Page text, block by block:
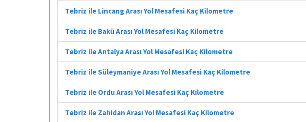
Tebriz ile Lincang Arası Yol Mesafesi Kaç Kilometre
Tebriz ile Bakü Arası Yol Mesafesi Kaç Kilometre
Tebriz ile Antalya Arası Yol Mesafesi Kaç Kilometre
Tebriz ile Süleymaniye Arası Yol Mesafesi Kaç Kilometre
Tebriz ile Ordu Arası Yol Mesafesi Kaç Kilometre
Tebriz ile Zahidan Arası Yol Mesafesi Kaç Kilometre